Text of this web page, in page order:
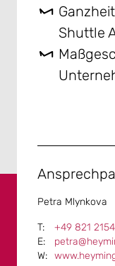
Shuttle
Petra Mlynkova
+49 821